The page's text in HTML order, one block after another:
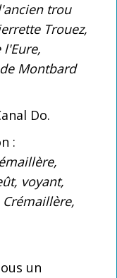
trou
Trouez,
Montbard
Do.
:
voyant,
un